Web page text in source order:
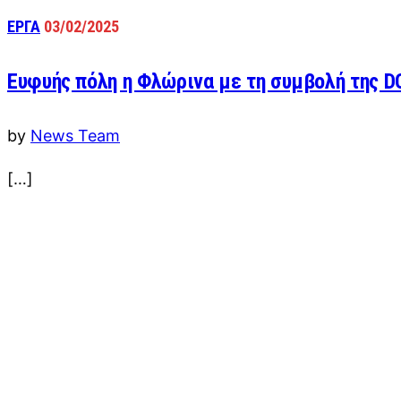
ΕΡΓΑ 03/02/2025
Ευφυής πόλη η Φλώρινα με τη συμβολή της
by News Team
[…]